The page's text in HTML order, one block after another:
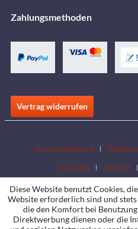
Zahlungsmethoden
Vertrag widerrufen
Downloadbereich
Kataloge
Kontakt
Diese Website benutzt Cookies,
Website erforderlich sind und
die den Komfort bei
Direktwerbung dienen oder die